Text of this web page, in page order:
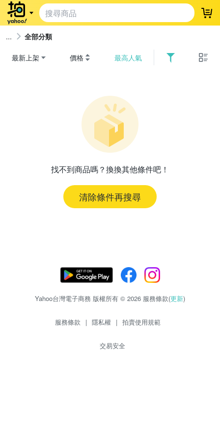
登
全部分類
最新上架 價格 最高人氣
找不到商品嗎？換換其他條件吧！
清除條件再搜尋
Yahoo台灣電子商務 版權所有 © 2026 服務條款(更新)
服務條款 | 隱私權 | 拍賣使用規範
交易安全